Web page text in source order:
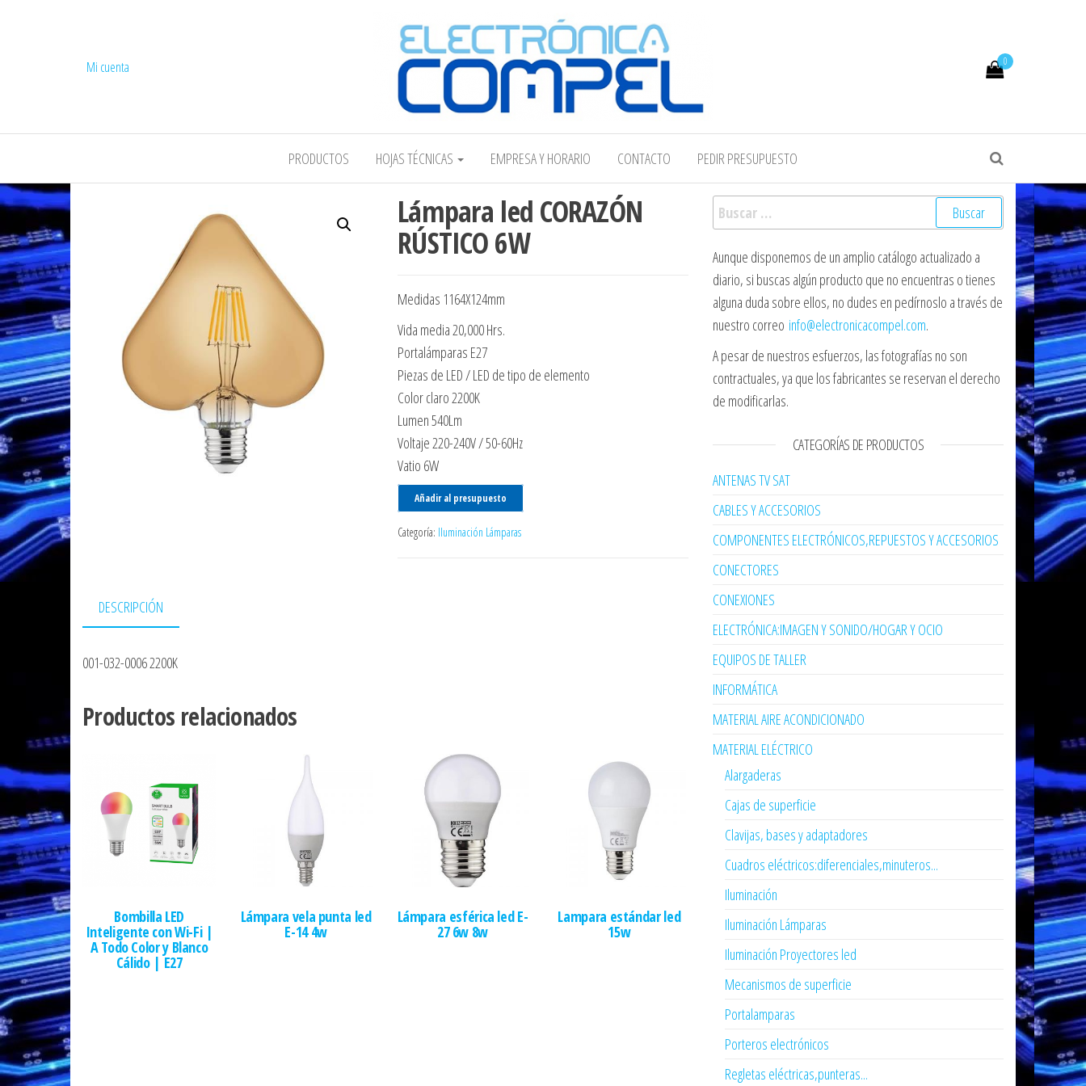
COMPEL Electrónica COMPEL
0
Mi cuenta
PRODUCTOS HOJAS TÉCNICAS EMPRESA Y HORARIO CONTACTO PEDIR PRESUPUESTO
Lámpara led CORAZÓN
RÚSTICO 6W
Medidas 1164X124mm
Vida media 20,000 Hrs.
Portalámparas E27
Piezas de LED / LED de tipo de elemento
Color claro 2200K
Lumen 540Lm
Voltaje 220-240V / 50-60Hz
Vatio 6W
Añadir al presupuesto
Categoría: Iluminación Lámparas
DESCRIPCIÓN
001-032-0006 2200K
Productos relacionados
Bombilla LED
Inteligente con Wi-Fi |
A Todo Color y Blanco
Cálido | E27
Lámpara vela punta led
E-14 4w
Lámpara esférica led E-
27 6w 8w
Lampara estándar led
15w
Buscar:
Aunque disponemos de un amplio catálogo actualizado a
diario, si buscas algún producto que no encuentras o tienes
alguna duda sobre ellos, no dudes en pedírnoslo a través de
nuestro correo info@electronicacompel.com.
A pesar de nuestros esfuerzos, las fotografías no son
contractuales, ya que los fabricantes se reservan el derecho
de modificarlas.
CATEGORÍAS DE PRODUCTOS
ANTENAS TV SAT
CABLES Y ACCESORIOS
COMPONENTES ELECTRÓNICOS,REPUESTOS Y ACCESORIOS
CONECTORES
CONEXIONES
ELECTRÓNICA:IMAGEN Y SONIDO/HOGAR Y OCIO
EQUIPOS DE TALLER
INFORMÁTICA
MATERIAL AIRE ACONDICIONADO
MATERIAL ELÉCTRICO
Alargaderas
Cajas de superficie
Clavijas, bases y adaptadores
Cuadros eléctricos:diferenciales,minuteros...
Iluminación
Iluminación Lámparas
Iluminación Proyectores led
Mecanismos de superficie
Portalamparas
Porteros electrónicos
Regletas eléctricas,punteras...